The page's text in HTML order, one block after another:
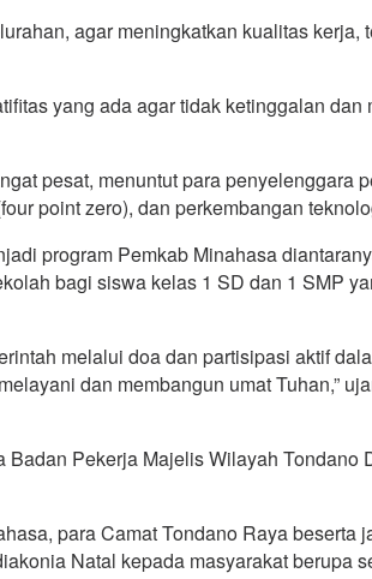
agar meningkatkan kualitas
yang ada agar tidak ketinggalan
pesat, menuntut para penyelenggara
point zero), dan perkembangan
program Pemkab Minahasa
bagi siswa kelas 1 SD dan 1 SMP
melalui doa dan partisipasi aktif
dan membangun umat Tuhan,”
Pekerja Majelis Wilayah
para Camat Tondano Raya
Natal kepada masyarakat berupa